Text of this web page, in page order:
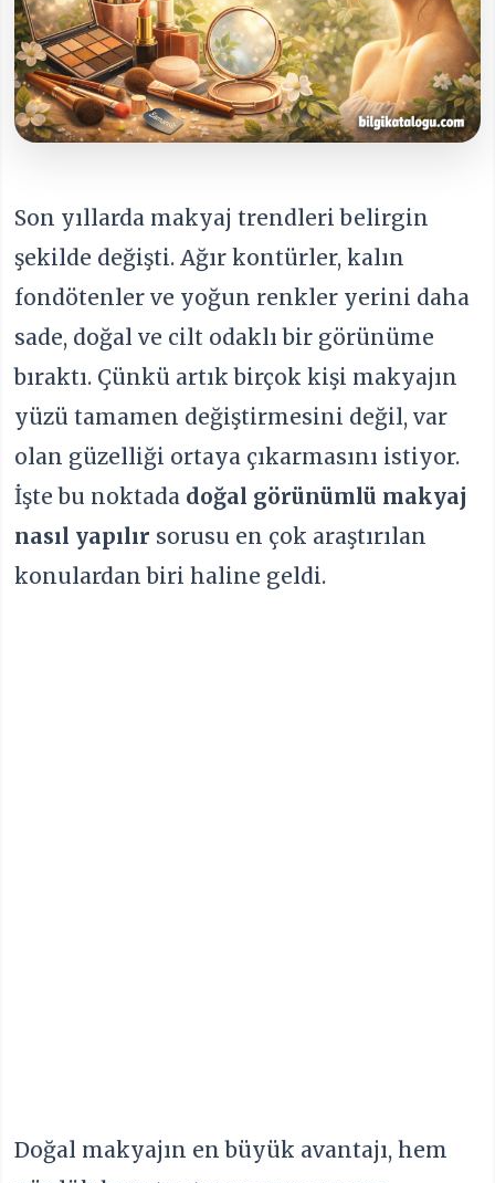
Son yıllarda makyaj trendleri belirgin
şekilde değişti. Ağır kontürler, kalın
fondötenler ve yoğun renkler yerini daha
sade, doğal ve cilt odaklı bir görünüme
bıraktı. Çünkü artık birçok kişi makyajın
yüzü tamamen değiştirmesini değil, var
olan güzelliği ortaya çıkarmasını istiyor.
İşte bu noktada doğal görünümlü makyaj
nasıl yapılır sorusu en çok araştırılan
konulardan biri haline geldi.
Doğal makyajın en büyük avantajı, hem